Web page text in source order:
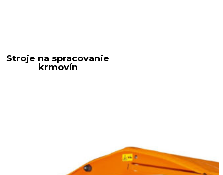
Stroje na spracovanie
krmovín